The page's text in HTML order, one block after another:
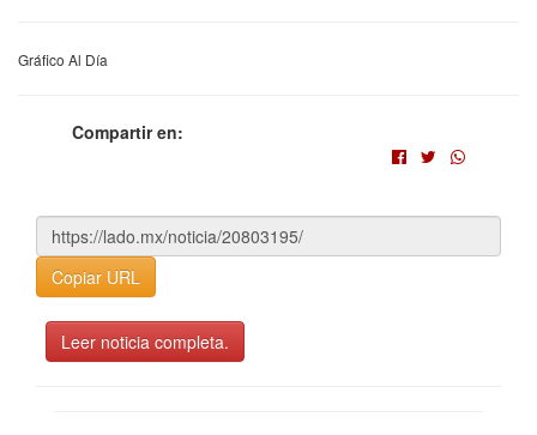
Gráfico Al Día
Compartir en:
Copiar URL
Leer noticia completa.